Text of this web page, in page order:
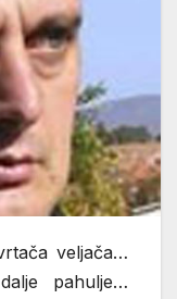
veljača…
pahulje…